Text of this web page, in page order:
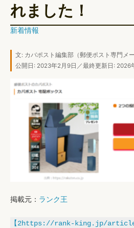
れました！
新着情報
文: カバポスト編集部（郵便ポスト専門メ
公開日: 2023年2月9日／最終更新日: 2026
掲載元： ランク王
【2https://rank-king.jp/article/